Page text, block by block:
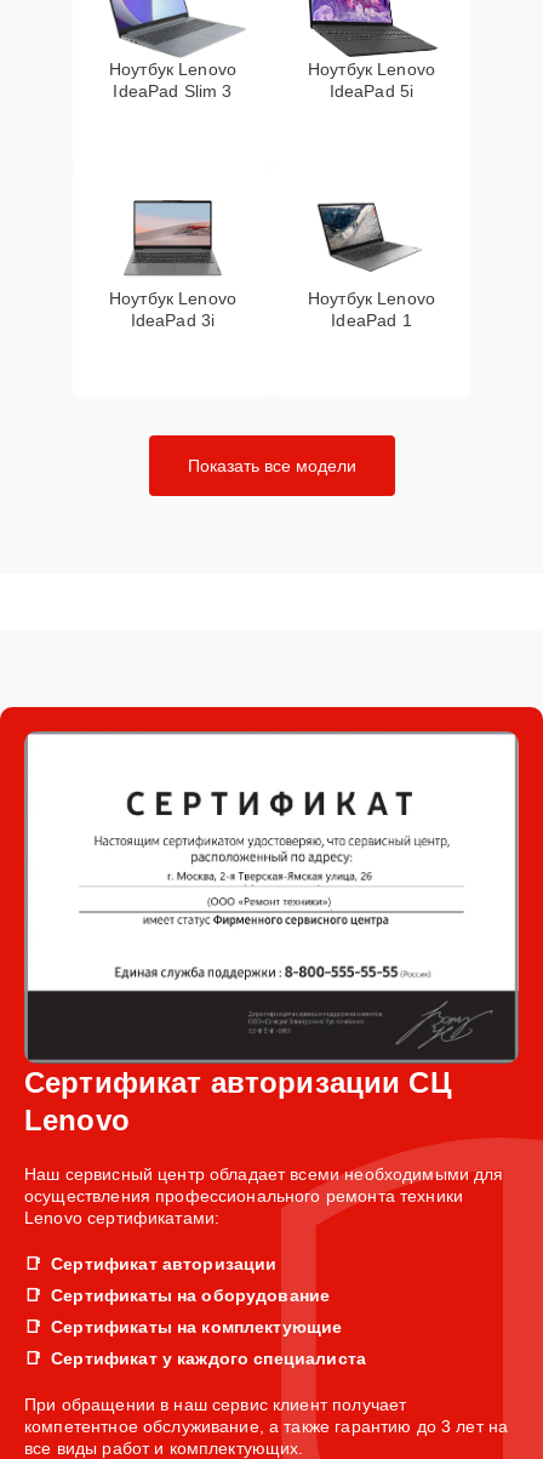
Ноутбук Lenovo
IdeaPad Slim 3
Ноутбук Lenovo
IdeaPad 5i
Ноутбук Lenovo
IdeaPad 3i
Ноутбук Lenovo
IdeaPad 1
Показать все модели
Сертификат авторизации СЦ
Lenovo
Наш сервисный центр обладает всеми необходимыми для
осуществления профессионального ремонта техники
Lenovo сертификатами:
Сертификат авторизации
Сертификаты на оборудование
Сертификаты на комплектующие
Сертификат у каждого специалиста
При обращении в наш сервис клиент получает
компетентное обслуживание, а также гарантию до 3 лет на
все виды работ и комплектующих.